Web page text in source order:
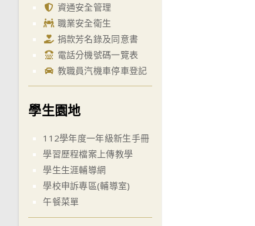
資通安全管理
職業安全衛生
捐款芳名錄及同意書
電話分機號碼一覽表
教職員汽機車停車登記
學生園地
112學年度一年級新生手冊
學習歷程檔案上傳教學
學生生涯輔導網
學校申訴專區(輔導室)
午餐菜單